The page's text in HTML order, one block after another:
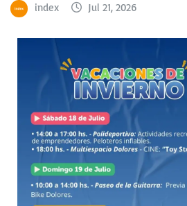
index Jul 21, 2026